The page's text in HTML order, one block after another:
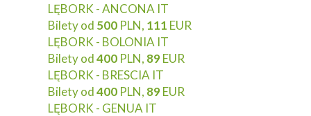
LĘBORK - ANCONA IT
Bilety od 500 PLN, 111 EUR
LĘBORK - BOLONIA IT
Bilety od400 PLN, 89EUR
LĘBORK - BRESCIA IT
Bilety od400 PLN, 89EUR
LĘBORK - GENUA IT